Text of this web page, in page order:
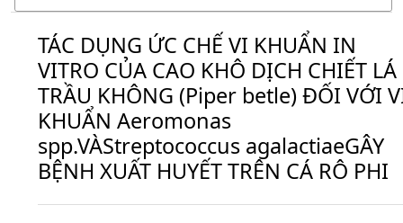
TÁC DỤNG ỨC CHẾ VI KHUẨN IN
VITRO CỦA CAO KHÔ DỊCH CHIẾT LÁ
TRẦU KHÔNG (Piper betle) ĐỐI VỚI
KHUẨN Aeromonas
spp.VÀStreptococcus agalactiaeGÂY
BỆNH XUẤT HUYẾT TRÊN CÁ RÔ PHI